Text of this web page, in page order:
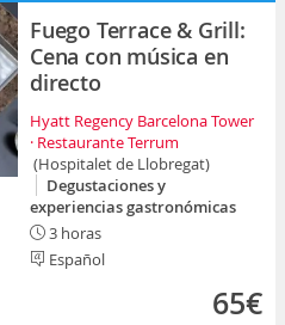
Fuego Terrace & Grill:
Cena con música en
directo
Hyatt Regency Barcelona Tower
· Restaurante Terrum
(Hospitalet de Llobregat)
Degustaciones y
experiencias gastronómicas
3 horas
Español
65€